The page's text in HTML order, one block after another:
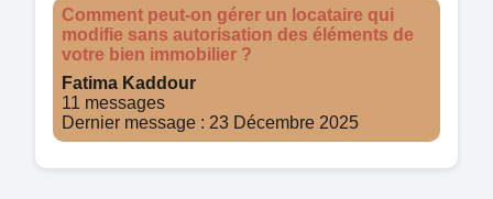
Comment peut-on gérer un locataire qui
modifie sans autorisation des éléments de
votre bien immobilier ?
Fatima Kaddour
11 messages
Dernier message : 23 Décembre 2025